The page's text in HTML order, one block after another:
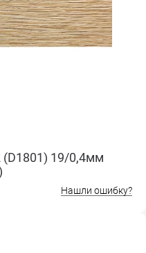
19/0,4мм
Нашли ошибку?